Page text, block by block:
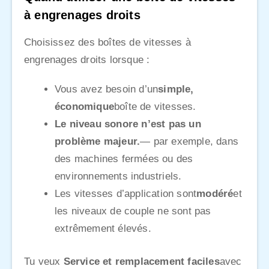
à engrenages droits
Choisissez des boîtes de vitesses à
engrenages droits lorsque :
Vous avez besoin d’unsimple,
économiqueboîte de vitesses.
Le niveau sonore n’est pas un
problème majeur.— par exemple, dans
des machines fermées ou des
environnements industriels.
Les vitesses d’application sontmodéréet
les niveaux de couple ne sont pas
extrêmement élevés.
Tu veux Service et remplacement facilesavec